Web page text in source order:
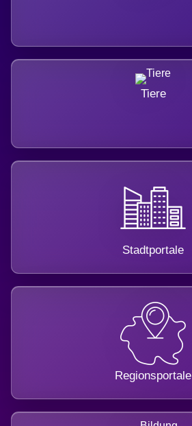
Tiere
Stadtportale
Regionsportale